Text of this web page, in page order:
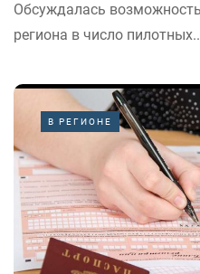
Обсуждалась
региона в число
В РЕГИОНЕ